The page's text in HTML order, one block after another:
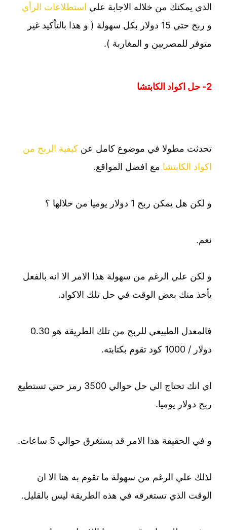
الذي يمكنك من خلاله الاجابة علياستطلاعات الرأي
و ربح حتي 15 دولار بكل سهولة ( و هذا بالتأكيد غير
متوفر للمصريين و المغاربة ).
تحدثت مطولا في موضوع كامل عنكيفية الربح من
اكواد الكابتشامع افضل المواقع.
و لكن هل يمكن ربح 1 دولار يوميا من خلالها ؟
نعم.
و لكن علي الرغم من سهولة هذا الامر الا انه بالفعل
يأخذ منك بعض الوقت في حل تلك الاكواد.
فالمعدل الطبيعي للربح من تلك الطريقة هو 0.30
دولار / 1000 كود تقوم بكتابته.
اي انك تحتاج الي حل حوالي 3500 رمز حتي تستطيع
ربح دولار يوميا.
و في الحقيقة هذا الامر قد يستغرق حوالي 5 ساعات.
لذلك علي الرغم من سهولة ما تقوم به هنا الا ان
الوقت الذي تستغرقه في هذه الطريقة ليس بالقليل.